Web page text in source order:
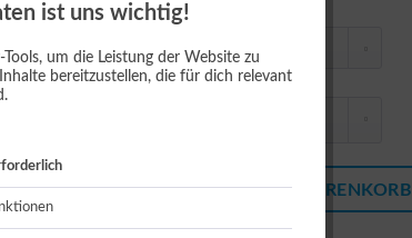
ist uns wichtig!
um die Leistung der Website zu
bereitzustellen, die für dich relevant
Größe:
IN DEN WARENKORB